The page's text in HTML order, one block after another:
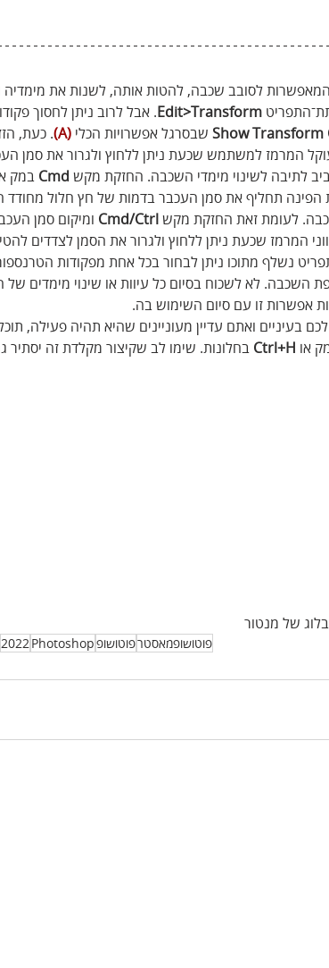
לסובב שכבה, להטות אותה, לשנות את מימדיה
Edit>Transform. אבל לרוב ניתן לחסוך
Show Transform שבסרגל אפשרויות הכלי (A)
. כעת,
המרמז למשתמש שכעת ניתן ללחוץ ולגרור את סמן
לתיבה לשינוי מימדי השכבה. החזקת מקש Cmd במק
הפינה תחליף את סמן העכבר בדמות של חץ חלול מחודד
לעומת זאת החזקת מקש Cmd/Ctrl ומיקום סמן
המרמז שכעת ניתן ללחוץ ולגרור את הסמן לצדדים
נשלף מתוכו ניתן לבחור בכל אחת מפקודות
השכבה. לא לשכוח בסיום כל עיוות או שינוי מימדים
אפשרות זו עם סיום השימוש בה.
בעיניים ואתם עדיין מעוניינים שהיא תהיה פעילה,
או Ctrl+H בחלונות. שימו לב שקיצור מקלדת זה יסתיר
של מנטור
פוטושופמאסטרפוטושופPhotoshop
2022